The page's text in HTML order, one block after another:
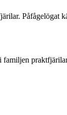
Påfågelögat
familjen